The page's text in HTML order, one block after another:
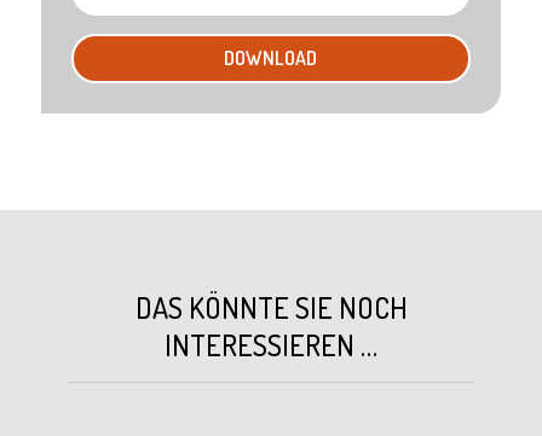
DOWNLOAD
DAS KÖNNTE SIE NOCH
INTERESSIEREN …